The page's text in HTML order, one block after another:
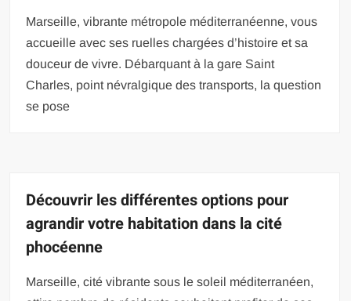
Marseille, vibrante métropole méditerranéenne, vous
accueille avec ses ruelles chargées d’histoire et sa
douceur de vivre. Débarquant à la gare Saint
Charles, point névralgique des transports, la question
se pose
Découvrir les différentes options pour
agrandir votre habitation dans la cité
phocéenne
Marseille, cité vibrante sous le soleil méditerranéen,